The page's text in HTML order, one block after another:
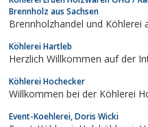
Brennholz aus Sachsen
Brennholzhandel und Köhlerei
Köhlerei Hartleb
Herzlich Willkommen auf der
Köhlerei Hochecker
Willkommen bei der Köhlerei
Event-Koehlerei, Doris Wicki